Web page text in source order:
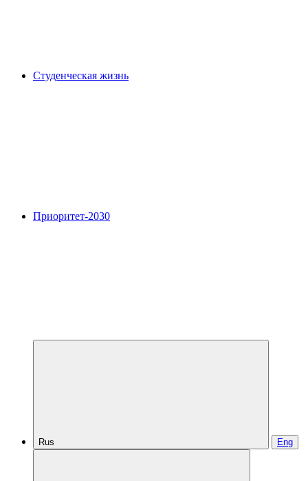
Студенческая жизнь
Приоритет-2030
Rus Eng